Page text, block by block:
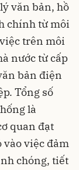
văn bản, hồ
chính từ môi
trên môi
nước từ cấp
bản điện
Tổng số
là
quan đạt
việc đảm
chóng, tiết